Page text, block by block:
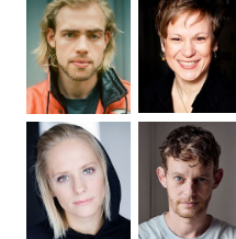
überspringen